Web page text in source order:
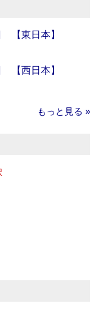
東日本】
西日本】
もっと見る »